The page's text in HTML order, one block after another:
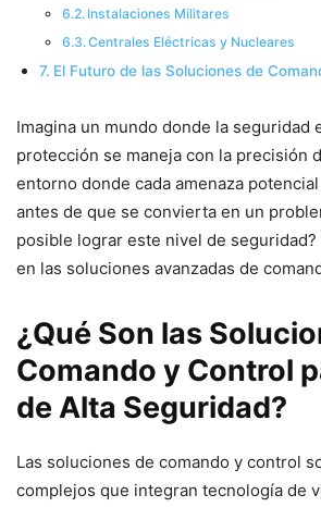
Instalaciones Militares
Centrales Eléctricas y Nucleares
El Futuro de las Soluciones de
Imagina un mundo donde la seguridad
protección se maneja con la precisión
entorno donde cada amenaza
antes de que se convierta en un
posible lograr este nivel de seguridad?
en las soluciones avanzadas de
¿Qué Son las
Comando y Control
de Alta Seguridad?
Las soluciones de comando y control
complejos que integran tecnología de